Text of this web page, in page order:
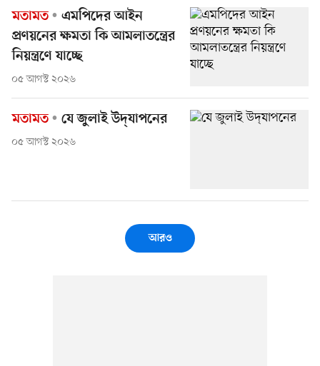
মতামত
এমপিদের আইন
প্রণয়নের ক্ষমতা কি আমলাতন্ত্রের
নিয়ন্ত্রণে যাচ্ছে
০৫ আগস্ট ২০২৬
মতামত যে জুলাই উদ্‌যাপনের
০৫ আগস্ট ২০২৬
আরও